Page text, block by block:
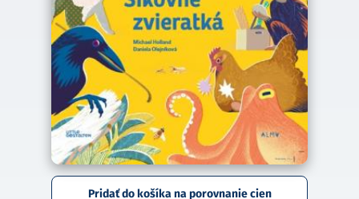
Pridať do košíka na porovnanie cien